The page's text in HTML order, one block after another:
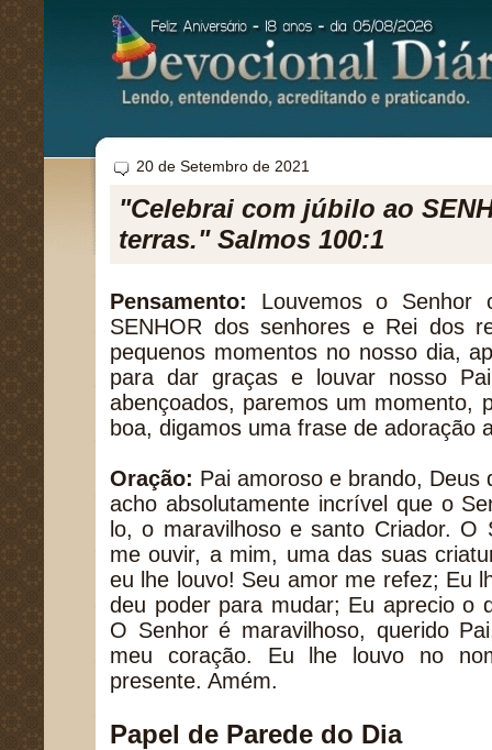
20 de Setembro de 2021
"Celebrai com júbilo ao
terras." Salmos 100:1
Pensamento: Louvemos o Senhor
SENHOR dos senhores e Rei dos
pequenos momentos no nosso dia,
para dar graças e louvar nosso
abençoados, paremos um momento,
boa, digamos uma frase de adoração
Oração: Pai amoroso e brando, Deus
acho absolutamente incrível que o
lo, o maravilhoso e santo Criador. O
me ouvir, a mim, uma das suas
eu lhe louvo! Seu amor me refez; Eu
deu poder para mudar; Eu aprecio o
O Senhor é maravilhoso, querido
meu coração. Eu lhe louvo no
presente. Amém.
Papel de Parede do Dia